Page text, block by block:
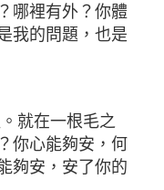
哪裡有外？你體
我的問題，也是
就在一根毛之
你心能夠安，何
夠安，安了你的